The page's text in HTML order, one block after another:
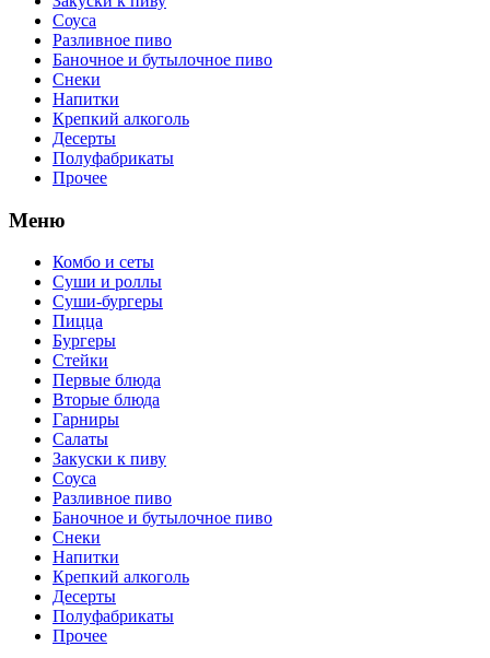
Соуса
Разливное пиво
Баночное и бутылочное пиво
Снеки
Напитки
Крепкий алкоголь
Десерты
Полуфабрикаты
Прочее
Меню
Комбо и сеты
Суши и роллы
Суши-бургеры
Пицца
Бургеры
Стейки
Первые блюда
Вторые блюда
Гарниры
Салаты
Закуски к пиву
Соуса
Разливное пиво
Баночное и бутылочное пиво
Снеки
Напитки
Крепкий алкоголь
Десерты
Полуфабрикаты
Прочее